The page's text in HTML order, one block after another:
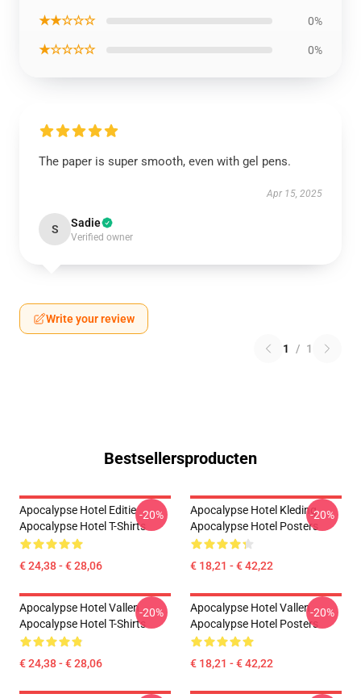
★★☆☆☆ 0%
★☆☆☆☆ 0%
The paper is super smooth, even with gel pens.
Apr 15, 2025
S Sadie
Verified owner
Write your review
1 / 1
Bestsellersproducten
Apocalypse Hotel Editie
Apocalypse Hotel T-Shirts
€ 24,38 - € 28,06
-20%
Apocalypse Hotel Kleding
Apocalypse Hotel Posters
€ 18,21 - € 42,22
-20%
Apocalypse Hotel Vallen
Apocalypse Hotel T-Shirts
€ 24,38 - € 28,06
-20%
Apocalypse Hotel Vallen
Apocalypse Hotel Posters
€ 18,21 - € 42,22
-20%